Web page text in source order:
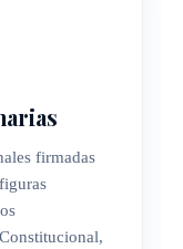
firmadas